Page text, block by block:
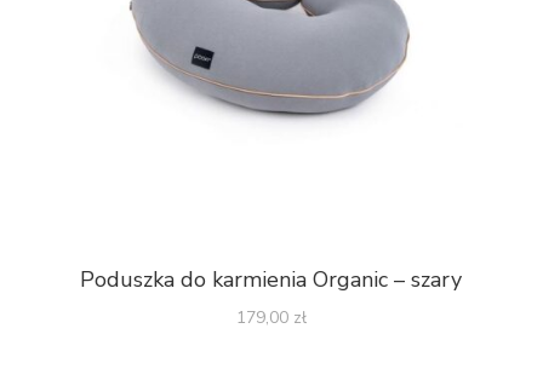
Poduszka do karmienia Organic – szary
179,00 zł